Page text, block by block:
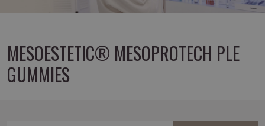
MESOESTETIC® MESOPROTECH PLE
GUMMIES